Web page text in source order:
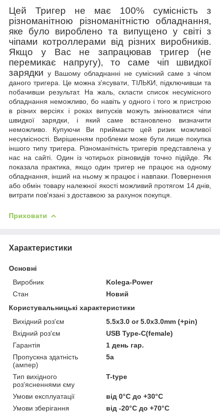
Цей Тригер не має 100% сумісність з
різноманітною різноманітністю обладнання,
яке було вироблено та випущено у світі з
чіпами котроллерами від різних виробників.
Якщо у Вас не запрацював тригер (не
перемикає напругу), то саме чіп швидкої
зарядкиу Вашому обладнанні не сумісний саме з чіпом
даного тригера. Це можна з'ясувати, ТІЛЬКИ, підключивши та
побачивши результат. На жаль, скласти список несумісного
обладнання неможливо, бо навіть у одного і того ж пристрою
в різних версіях і роках випусків можуть змінюватися чіпи
швидкої зарядки, і який саме встановлено визначити
неможливо. Купуючи Ви приймаєте цей ризик можливої
несумісності. Вирішенням проблеми може бути лише покупка
іншого типу тригера. Різноманітність тригерів представлена у
нас на сайті. Один із чотирьох різновидів точно підійде. Як
показала практика, якщо один тригер не працює на одному
обладнання, інший на ньому ж працює і навпаки. Повернення
або обмін товару належної якості можливий протягом 14 днів,
витрати пов'язані з доставкою за рахунок покупця.
Приховати
Характеристики
Основні
Виробник
Kolega-Power
Стан
Новий
Користувальницькі характеристики
Вихідний роз'єм
5.5x3.0 or 5.0x3.0mm (+pin)
Вхідний роз'єм
USB Type-C(female)
Гарантія
1 день гар.
Пропускна здатність
(ампер)
5a
Тип вихідного
роз'ясненнями єму
T-type
Умови експлуатації
від 0°C до +30°C
Умови зберігання
від -20°C до +70°C